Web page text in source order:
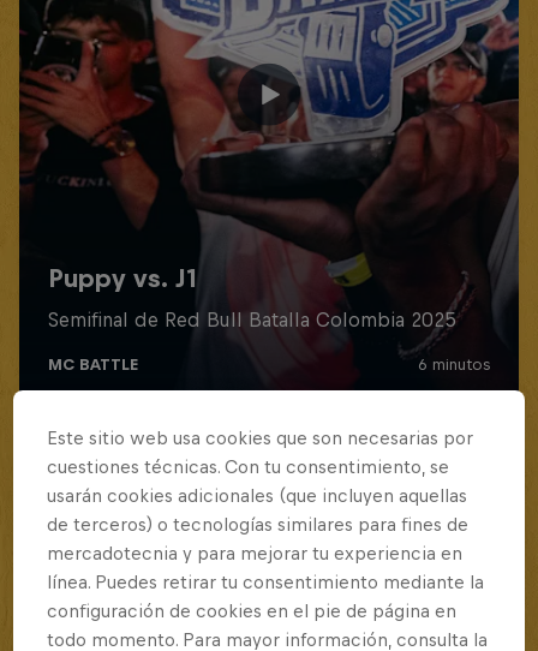
Este sitio web usa cookies que son necesarias por
cuestiones técnicas. Con tu consentimiento, se
usarán cookies adicionales (que incluyen aquellas
de terceros) o tecnologías similares para fines de
mercadotecnia y para mejorar tu experiencia en
línea. Puedes retirar tu consentimiento mediante la
configuración de cookies en el pie de página en
todo momento. Para mayor información, consulta la